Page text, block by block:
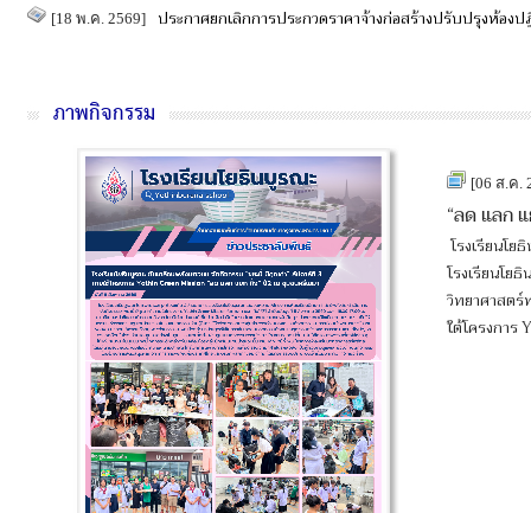
[18 พ.ค. 2569] ประกาศยกเลิกการประกวดราคาจ้างก่อสร้างปรับปรุงห้อง
ภาพกิจกรรม
[06 ส.ค.
“ลด แลก
โรงเรียนโ
โรงเรียนโย
วิทยาศาสตร์
ใต้โครงการ